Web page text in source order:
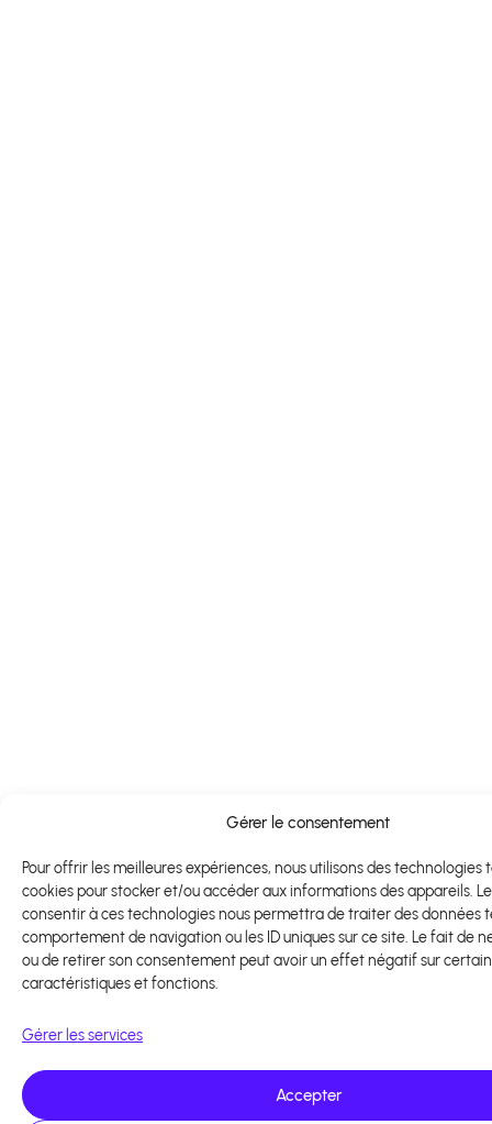
Gérer le consentement
Pour offrir les meilleures expériences, nous utilisons des technologies
cookies pour stocker et/ou accéder aux informations des appareils.
consentir à ces technologies nous permettra de traiter des données
comportement de navigation ou les ID uniques sur ce site. Le fait de
ou de retirer son consentement peut avoir un effet négatif sur
caractéristiques et fonctions.
Gérer les services
Accepter